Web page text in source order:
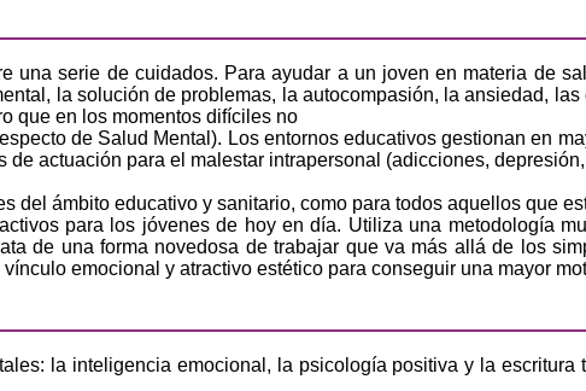
una serie de cuidados. Para ayudar a un joven en materia de
la solución de problemas, la autocompasión, la ansiedad,
que en los momentos difíciles no
de Salud Mental). Los entornos educativos gestionan en
actuación para el malestar intrapersonal (adicciones,
del ámbito educativo y sanitario, como para todos aquellos que
para los jóvenes de hoy en día. Utiliza una metodología
de una forma novedosa de trabajar que va más allá de los
emocional y atractivo estético para conseguir una mayor
la inteligencia emocional, la psicología positiva y la